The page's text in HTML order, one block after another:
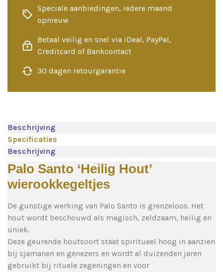
Speciale aanbiedingen, iedere maand
opnieuw
Betaal veilig en snel via iDeal, PayPal,
Creditcard of Bankcontact
30 dagen retourgarantie
Beschrijving
Specificaties
Beschrijving
Palo Santo ‘Heilig Hout’
wierookkegeltjes
De gunstige werking van Palo Santo is grenzeloos. Het
hout wordt beschouwd als magisch, zeldzaam, heilig en
uniek.
Deze geurende houtsoort staat spiritueel hoog in aanzien
bij sjamanen en genezers en wordt al duizenden jaren
gebruikt bij rituele zegeningen en voor